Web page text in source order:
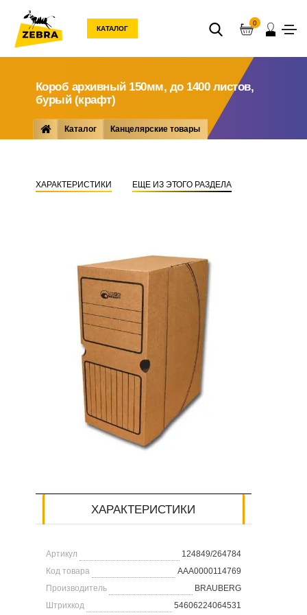
КАТАЛОГ
0
Короб архивный 150мм, до 1400 листов,
бурый (крафт)
Каталог Канцелярские товары
ХАРАКТЕРИСТИКИ
ЕЩЕ ИЗ ЭТОГО РАЗДЕЛА
ХАРАКТЕРИСТИКИ
Артикул
124849/264784
Код товара
AAA0000114769
Производитель
BRAUBERG
Штрихкод
54606224064531